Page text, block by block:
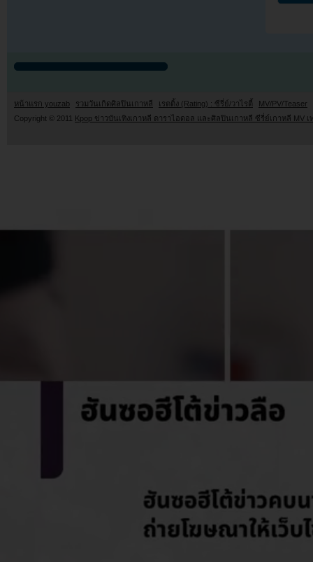
หน้าแรก youzab รวมวันเกิดศิลปินเกาหลี เรตติ้ง (Rating) : ซีรี่ย์/วาไรตี้
MV/PV/Teaser
Copyright © 2011 Kpop ข่าวบันเทิงเกาหลี ดาราไอดอล และศิลปินเกาหลี ซีรี่ย์เกาหลี MV